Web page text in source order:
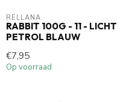
RELLANA
RABBIT 100G - 11 - LICHT
PETROL BLAUW
€7,95
Op voorraad